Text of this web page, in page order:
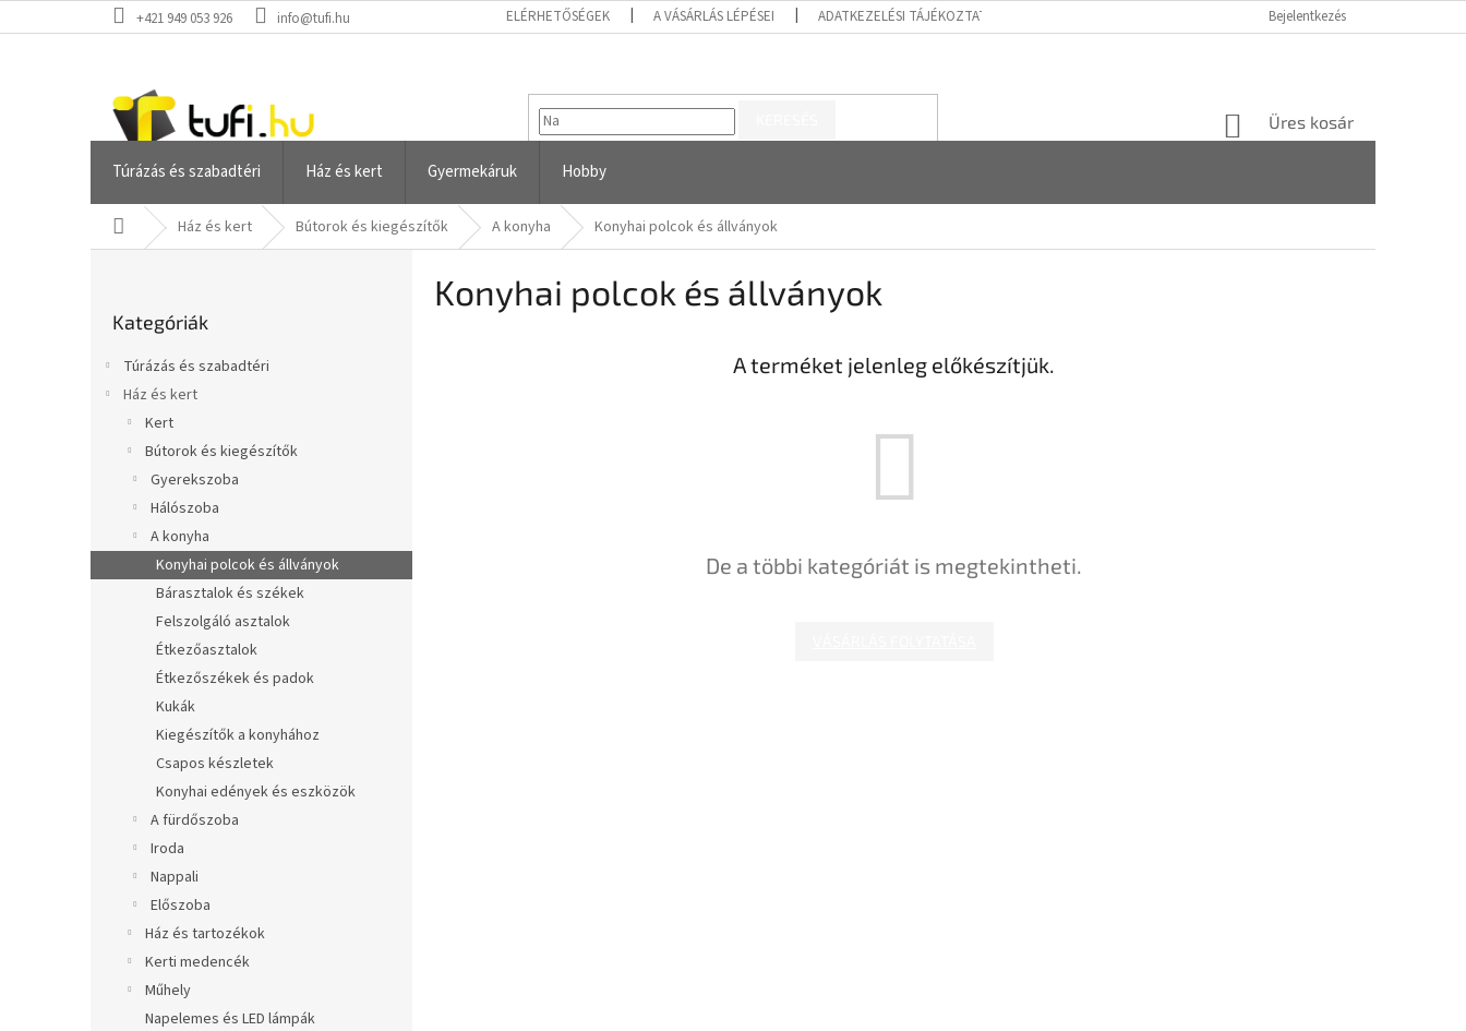
a
+421 949 053 926 info@tufi.hu ELÉRHETŐSÉGEK A VÁSÁRLÁS LÉPÉSEI ADATKEZELÉSI TÁJÉKOZTATÓ GDPR FOGYASZTÓVÉDELMI TÁJÉKOZTATÓ JOGI NYILATKOZAT
Bejelentkezés
KOSÁR
Üres kosár
Túrázás és szabadtéri Ház és kert Gyermekáruk Hobby
KezdőlapHáz és kert Bútorok és kiegészítők A konyha Konyhai polcok és állványok
átugrása
Kategóriák
Túrázás és szabadtéri
Ház és kert
Kert
Bútorok és kiegészítők
Gyerekszoba
Hálószoba
A konyha
Konyhai polcok és állványok
Bárasztalok és székek
Felszolgáló asztalok
Étkezőasztalok
Étkezőszékek és padok
Kukák
Kiegészítők a konyhához
Csapos készletek
Konyhai edények és eszközök
A fürdőszoba
Iroda
Nappali
Előszoba
Ház és tartozékok
Kerti medencék
Műhely
Napelemes és LED lámpák
Konyhai polcok és állványok
A terméket jelenleg előkészítjük.
De a többi kategóriát is megtekintheti.